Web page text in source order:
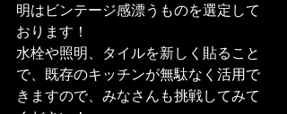
明はビンテージ感漂うものを選定して
おります！
水栓や照明、タイルを新しく貼ること
で、既存のキッチンが無駄なく活用で
きますので、みなさんも挑戦してみて